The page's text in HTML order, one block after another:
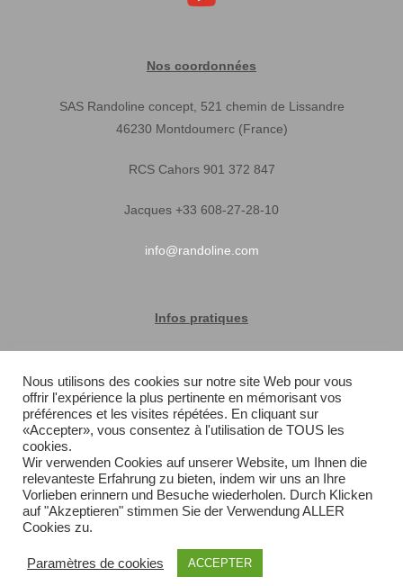
Nos coordonnées
SAS Randoline concept, 521 chemin de Lissandre
46230 Montdoumerc (France)
RCS Cahors 901 372 847
Jacques +33 608-27-28-10
info@randoline.com
Infos pratiques
Conditions générales de vente
Livraison rapide
Plan du site
Nous utilisons des cookies sur notre site Web pour vous
offrir l'expérience la plus pertinente en mémorisant vos
préférences et les visites répétées. En cliquant sur
«Accepter», vous consentez à l'utilisation de TOUS les
cookies.
Wir verwenden Cookies auf unserer Website, um Ihnen die
relevanteste Erfahrung zu bieten, indem wir uns an Ihre
Vorlieben erinnern und Besuche wiederholen. Durch Klicken
auf "Akzeptieren" stimmen Sie der Verwendung ALLER
Cookies zu.
Paramètres de cookies ACCEPTER